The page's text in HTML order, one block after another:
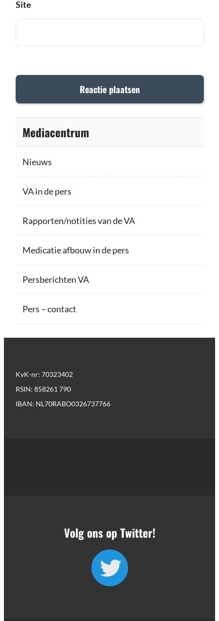
Site
Mediacentrum
Nieuws
VA in de pers
Rapporten/notities van de VA
Medicatie afbouw in de pers
Persberichten VA
Pers – contact
KvK-nr: 70323402
RSIN: 858261 790
IBAN: NL70RABO0326737766
Volg ons op Twitter!